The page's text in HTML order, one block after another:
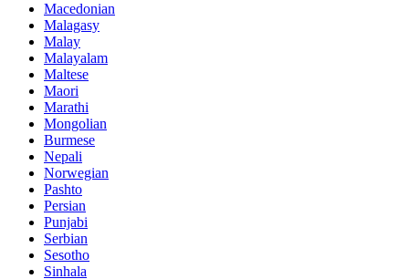
Macedonian
Malagasy
Malay
Malayalam
Maltese
Maori
Marathi
Mongolian
Burmese
Nepali
Norwegian
Pashto
Persian
Punjabi
Serbian
Sesotho
Sinhala